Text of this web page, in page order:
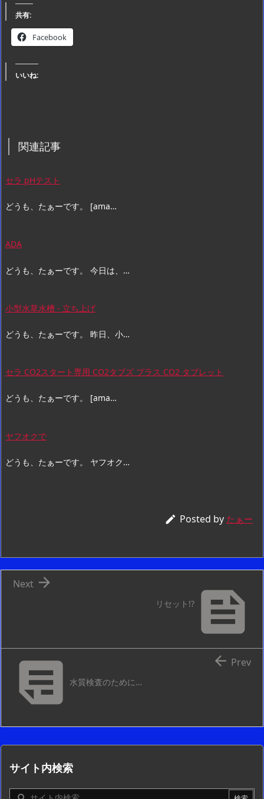
共有:
Facebook
いいね:
関連記事
セラ pHテスト
どうも、たぁーです。 [ama…
ADA
どうも、たぁーです。 今日は、…
小型水草水槽 - 立ち上げ
どうも、たぁーです。 昨日、小…
セラ CO2スタート専用 CO2タブズ プラス CO2 タブレット
どうも、たぁーです。 [ama…
ヤフオクで
どうも、たぁーです。 ヤフオク…
 Posted by たぁー

リセット!?

Next
水質検査のために…
 Prev
サイト内検索